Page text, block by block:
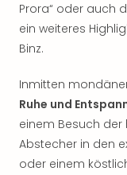
Prora“ oder auch
ein weiteres
Binz.
Inmitten
Ruhe und
einem Besuch der
Abstecher in den
oder einem